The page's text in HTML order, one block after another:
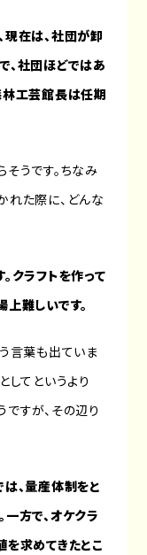
現在は、社団が卸
、社団ほどではあ
林工芸館長は任期
うです。ちなみ
れた際に、どんな
クラフトを作って
難しいです。
言葉も出ていま
してというより
すが、その辺り
、量産体制をと
方で、オケクラ
を求めてきたとこ